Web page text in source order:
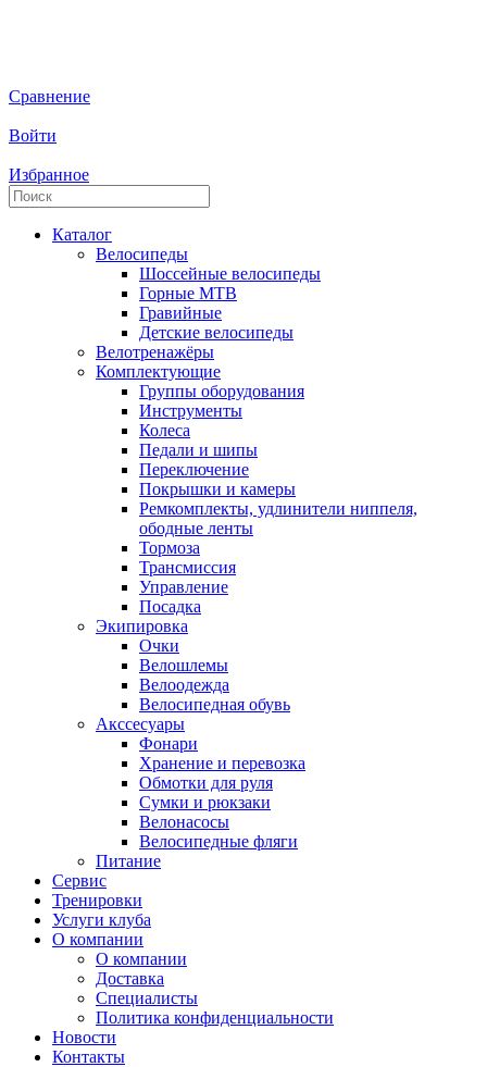
Сравнение
Войти
Избранное
Каталог
Велосипеды
Шоссейные велосипеды
Горные МTB
Гравийные
Детские велосипеды
Велотренажёры
Комплектующие
Группы оборудования
Инструменты
Колеса
Педали и шипы
Переключение
Покрышки и камеры
Ремкомплекты, удлинители ниппеля,
ободные ленты
Тормоза
Трансмиссия
Управление
Посадка
Экипировка
Очки
Велошлемы
Велоодежда
Велосипедная обувь
Акссесуары
Фонари
Хранение и перевозка
Обмотки для руля
Сумки и рюкзаки
Велонасосы
Велосипедные фляги
Питание
Сервис
Тренировки
Услуги клуба
О компании
О компании
Доставка
Специалисты
Политика конфиденциальности
Новости
Контакты